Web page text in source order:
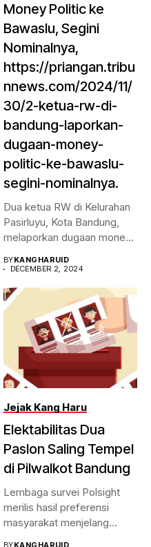
Money Politic ke
Bawaslu, Segini
Nominalnya,
https://priangan.tribu
nnews.com/2024/11/
30/2-ketua-rw-di-
bandung-laporkan-
dugaan-money-
politic-ke-bawaslu-
segini-nominalnya.
Dua ketua RW di Kelurahan
Pasirluyu, Kota Bandung,
melaporkan dugaan money
BYKANGHARUID
DECEMBER 2, 2024
Jejak Kang Haru
Elektabilitas Dua
Paslon Saling Tempel
di Pilwalkot Bandung
Lembaga survei Polsight
merilis hasil preferensi
masyarakat menjelang
BYKANGHARUID